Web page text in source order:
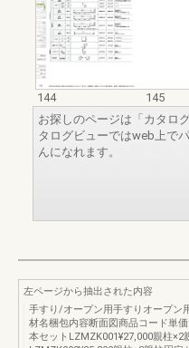
144
145
お探しのページは「カタロ
タログビューではweb上で
んになれます。
左ページから抽出された内容
手すり/オープン用手すりオープン
材名梱包内容断面図商品コード単
本セットLZMZK001¥27,000親柱×2